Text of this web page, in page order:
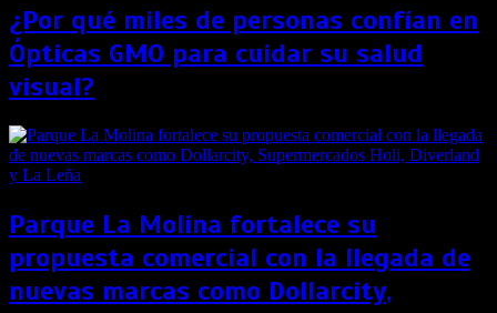
¿Por qué miles de personas confían en
Ópticas GMO para cuidar su salud
visual?
Parque La Molina fortalece su
propuesta comercial con la llegada de
nuevas marcas como Dollarcity,